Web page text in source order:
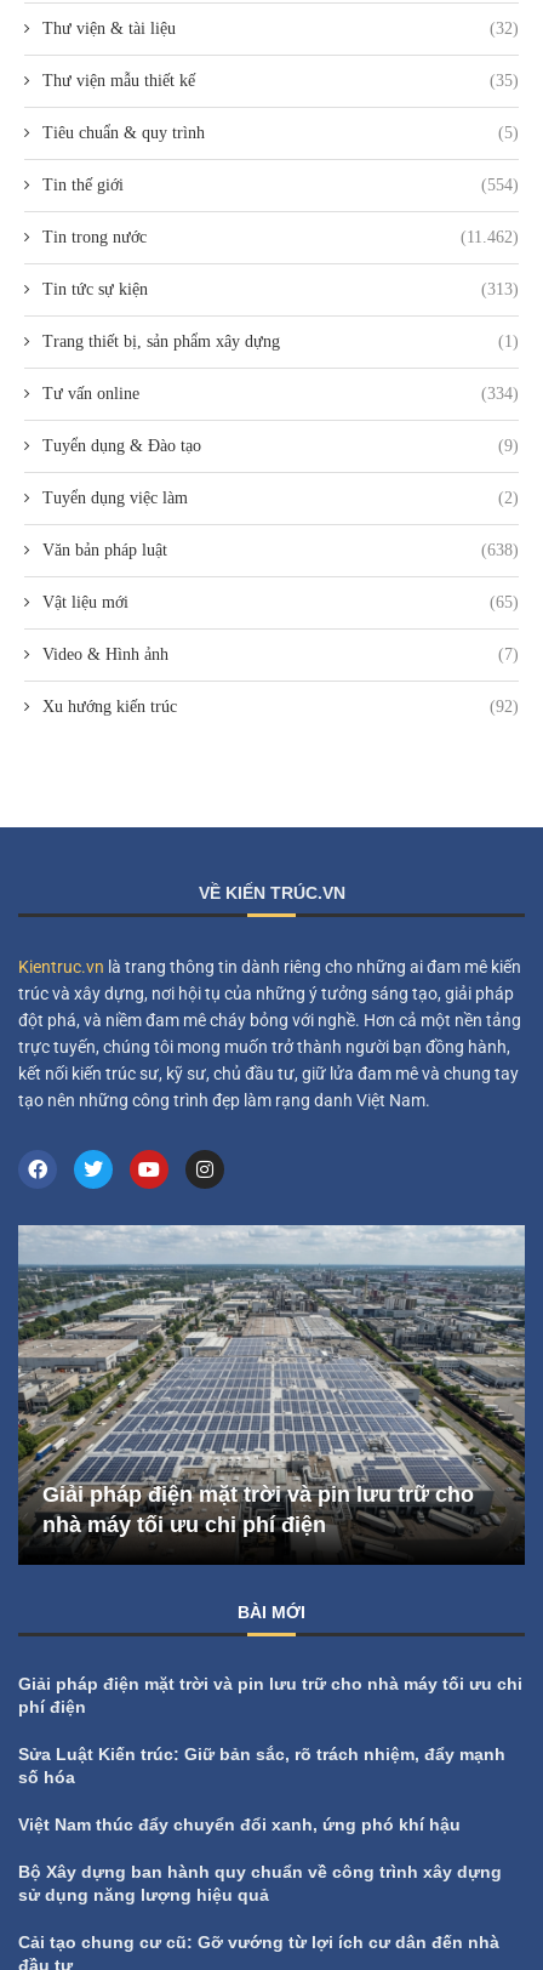
Thư viện & tài liệu (32)
Thư viện mẫu thiết kế (35)
Tiêu chuẩn & quy trình (5)
Tin thế giới (554)
Tin trong nước (11.462)
Tin tức sự kiện (313)
Trang thiết bị, sản phẩm xây dựng (1)
Tư vấn online (334)
Tuyển dụng & Đào tạo (9)
Tuyển dụng việc làm (2)
Văn bản pháp luật (638)
Vật liệu mới (65)
Video & Hình ảnh (7)
Xu hướng kiến trúc (92)
VỀ KIẾN TRÚC.VN
Kientruc.vn là trang thông tin dành riêng cho những ai đam mê kiến
trúc và xây dựng, nơi hội tụ của những ý tưởng sáng tạo, giải pháp
đột phá, và niềm đam mê cháy bỏng với nghề. Hơn cả một nền tảng
trực tuyến, chúng tôi mong muốn trở thành người bạn đồng hành,
kết nối kiến trúc sư, kỹ sư, chủ đầu tư, giữ lửa đam mê và chung tay
tạo nên những công trình đẹp làm rạng danh Việt Nam.
Giải pháp điện mặt trời và pin lưu trữ cho
nhà máy tối ưu chi phí điện
BÀI MỚI
Giải pháp điện mặt trời và pin lưu trữ cho nhà máy tối ưu chi
phí điện
Sửa Luật Kiến trúc: Giữ bản sắc, rõ trách nhiệm, đẩy mạnh
số hóa
Việt Nam thúc đẩy chuyển đổi xanh, ứng phó khí hậu
Bộ Xây dựng ban hành quy chuẩn về công trình xây dựng
sử dụng năng lượng hiệu quả
Cải tạo chung cư cũ: Gỡ vướng từ lợi ích cư dân đến nhà
đầu tư